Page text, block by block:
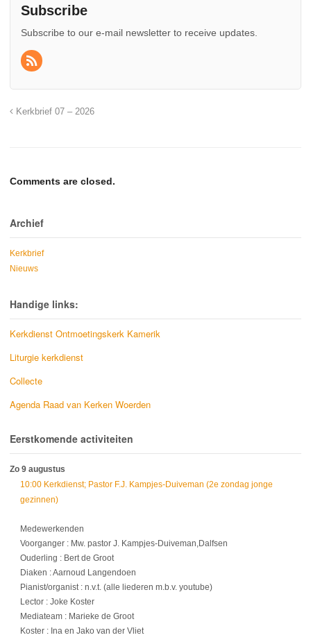
Subscribe
Subscribe to our e-mail newsletter to receive updates.
Kerkbrief 07 – 2026
Comments are closed.
Archief
Kerkbrief
Nieuws
Handige links:
Kerkdienst Ontmoetingskerk Kamerik
Liturgie kerkdienst
Collecte
Agenda Raad van Kerken Woerden
Eerstkomende activiteiten
Zo 9 augustus
10:00 Kerkdienst; Pastor F.J. Kampjes-Duiveman (2e zondag jonge
gezinnen)
Medewerkenden
Voorganger : Mw. pastor J. Kampjes-Duiveman,Dalfsen
Ouderling : Bert de Groot
Diaken : Aarnoud Langendoen
Pianist/organist : n.v.t. (alle liederen m.b.v. youtube)
Lector : Joke Koster
Mediateam : Marieke de Groot
Koster : Ina en Jako van der Vliet